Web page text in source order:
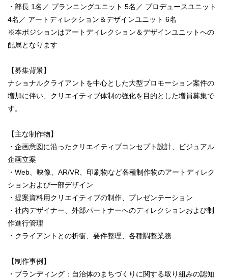
・部長 1名／ プランニングユニット 5名／ プロデュースユニット
4名／ アートディレクション＆デザインユニット 6名
※本ポジションはアートディレクション＆デザインユニットへの
配属となります
【募集背景】
ナショナルクライアントを中心とした大型プロモーション案件の
増加に伴い、クリエイティブ体制の強化を目的とした増員募集で
す。
【主な制作物】
・企画意図に沿ったクリエイティブコンセプト設計、ビジュアル
企画立案
・Web、映像、AR/VR、印刷物など各種制作物のアートディレク
ションおよび一部デザイン
・提案資料用クリエイティブの制作、プレゼンテーション
・社内デザイナー、外部パートナーへのディレクションおよび制
作進行管理
・クライアントとの折衝、要件整理、各種調整業務
【制作事例】
・ブランディング：自治体のまちづくりに関する取り組みの認知